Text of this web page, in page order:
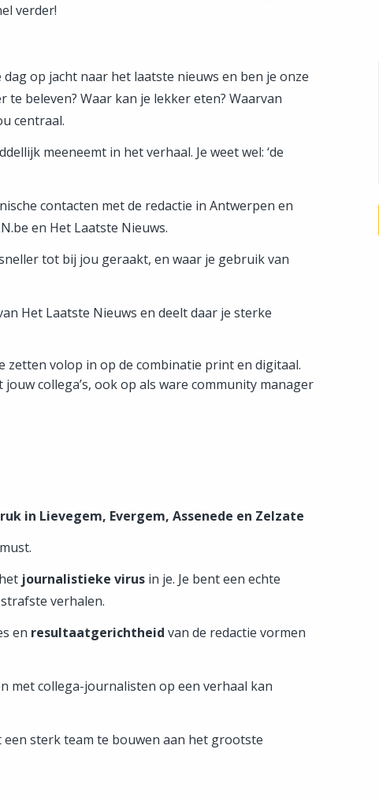
verder!
op jacht naar het laatste nieuws en ben je onze
beleven? Waar kan je lekker eten? Waarvan
centraal.
meeneemt in het verhaal. Je weet wel: ‘de
contacten met de redactie in Antwerpen en
en Het Laatste Nieuws.
tot bij jou geraakt, en waar je gebruik van
Het Laatste Nieuws en deelt daar je sterke
zetten volop in op de combinatie print en digitaal.
collega’s, ook op als ware community manager
in Lievegem, Evergem, Assenede en Zelzate
journalistieke virus in je. Je bent een echte
verhalen.
en resultaatgerichtheid van de redactie vormen
met collega-journalisten op een verhaal kan
een sterk team te bouwen aan het grootste